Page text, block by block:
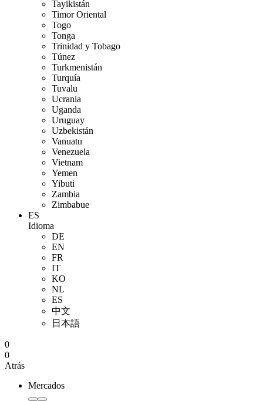
Tayikistán
Timor Oriental
Togo
Tonga
Trinidad y Tobago
Túnez
Turkmenistán
Turquía
Tuvalu
Ucrania
Uganda
Uruguay
Uzbekistán
Vanuatu
Venezuela
Vietnam
Yemen
Yibuti
Zambia
Zimbabue
ES
Idioma
DE
EN
FR
IT
KO
NL
ES
中文
日本語
0
0
Atrás
Mercados